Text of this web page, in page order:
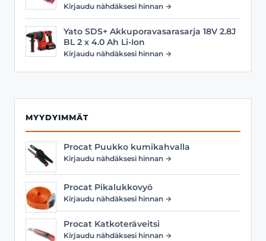
Kirjaudu nähdäksesi hinnan →
Yato SDS+ Akkuporavasarasarja 18V 2.8J
BL 2 x 4.0 Ah Li-Ion
Kirjaudu nähdäksesi hinnan →
MYYDYIMMÄT
Procat Puukko kumikahvalla
Kirjaudu nähdäksesi hinnan →
Procat Pikalukkovyö
Kirjaudu nähdäksesi hinnan →
Procat Katkoteräveitsi
Kirjaudu nähdäksesi hinnan →